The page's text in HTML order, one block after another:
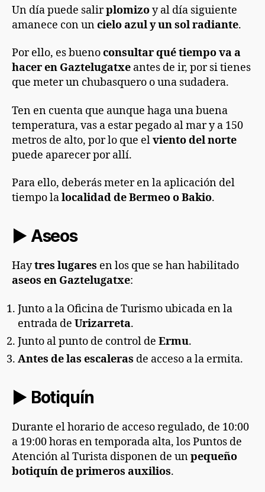
Un día puede salirplomizoy al día siguiente
amanece con uncielo azul y un sol radiante.
Por ello, es buenoconsultar qué tiempo va a
hacer en Gaztelugatxe antes de ir, por si tienes
que meter un chubasquero o una sudadera.
Ten en cuenta que aunque haga una buena
temperatura, vas a estar pegado al mar y a 150
metros de alto, por lo que elviento del norte
puede aparecer por allí.
Para ello, deberás meter en la aplicación del
tiempo lalocalidad de Bermeo o Bakio.
► Aseos
Haytres lugares en los que se han habilitado
aseos en Gaztelugatxe:
Junto a la Oficina de Turismo ubicada en la
entrada de Urizarreta.
Junto al punto de control de Ermu.
Antes de las escaleras de acceso a la ermita.
► Botiquín
Durante el horario de acceso regulado, de 10:00
a 19:00 horas en temporada alta, los Puntos de
Atención al Turista disponen de unpequeño
botiquín de primeros auxilios.